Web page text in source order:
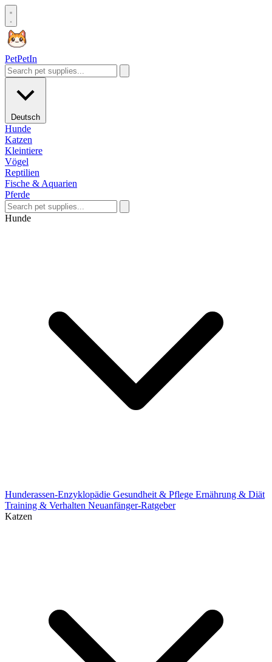
PetPetIn
Deutsch
Hunde
Katzen
Kleintiere
Vögel
Reptilien
Fische & Aquarien
Pferde
Hunde
Hunderassen-Enzyklopädie Gesundheit & Pflege Ernährung & Diät
Training & Verhalten Neuanfänger-Ratgeber
Katzen